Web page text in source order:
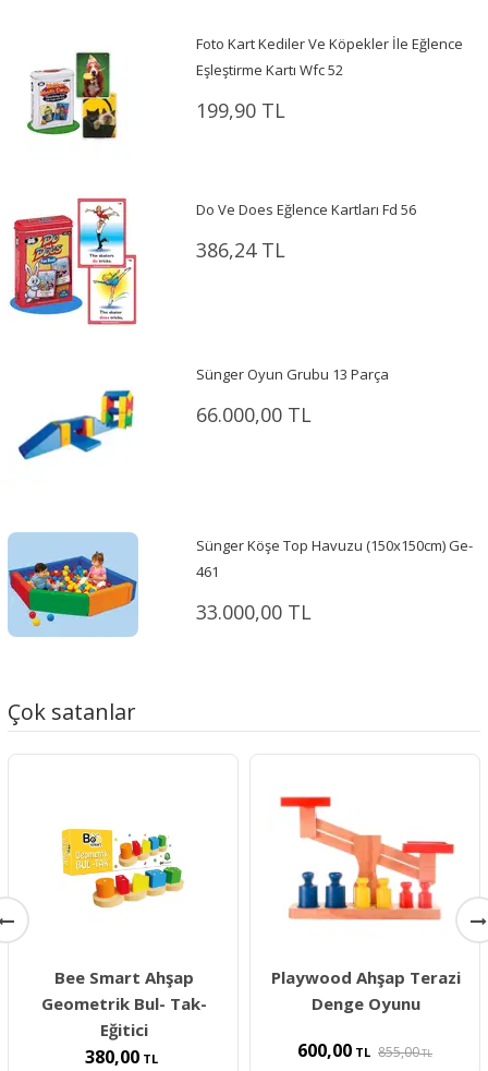
Foto Kart Kediler Ve Köpekler İle Eğlence
Eşleştirme Kartı Wfc 52
199,90 TL
Do Ve Does Eğlence Kartları Fd 56
386,24 TL
Sünger Oyun Grubu 13 Parça
66.000,00 TL
Sünger Köşe Top Havuzu (150x150cm) Ge-
461
33.000,00 TL
Çok satanlar
Bee Smart Ahşap
Geometrik Bul- Tak-
Eğitici
380,00 TL
Playwood Ahşap Terazi
Denge Oyunu
600,00 TL 855,00TL